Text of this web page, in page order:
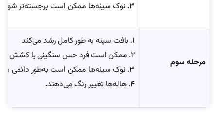
۳. نوک سینه‌ها ممکن است برجسته‌تر شوند.
مرحله سوم
۱. بافت سینه به طور کامل رشد می‌کند
۲. ممکن است فرد حس سنگینی یا کشش در سینه داشته باشد.
۳. نوک سینه‌ها ممکن است به‌طور دائمی برجسته شوند.
۴. هاله‌ها تغییر رنگ می‌دهند.